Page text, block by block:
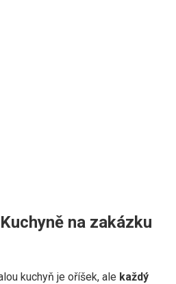
na zakázku
kuchyň je oříšek, ale každý